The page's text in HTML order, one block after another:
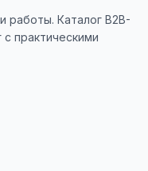
работы. Каталог B2B-
с практическими